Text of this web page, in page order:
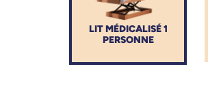
LIT MÉDICALISÉ 1
PERSONNE